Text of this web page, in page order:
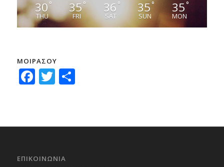
30°
THU
35°
FRI
36 °
SAT
35 °
SUN
35°
MON
ΜΟΙΡΑΣΟΥ
Facebook
Twitter
Μοιραστείτε
ΕΠΙΚΟΙΝΩΝΙΑ